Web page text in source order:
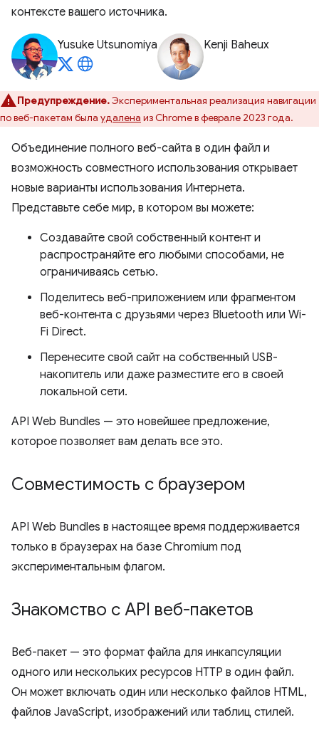
контексте вашего источника.
Yusuke Utsunomiya Kenji Baheux
Предупреждение.Экспериментальная реализация навигации
по веб-пакетам была удалена из Chrome в феврале 2023 года.
Объединение полного веб-сайта в один файл и
возможность совместного использования открывает
новые варианты использования Интернета.
Представьте себе мир, в котором вы можете:
Создавайте свой собственный контент и
распространяйте его любыми способами, не
ограничиваясь сетью.
Поделитесь веб-приложением или фрагментом
веб-контента с друзьями через Bluetooth или Wi-
Fi Direct.
Перенесите свой сайт на собственный USB-
накопитель или даже разместите его в своей
локальной сети.
API Web Bundles — это новейшее предложение,
которое позволяет вам делать все это.
Совместимость с браузером
API Web Bundles в настоящее время поддерживается
только в браузерах на базе Chromium под
экспериментальным флагом.
Знакомство с API веб-пакетов
Веб-пакет — это формат файла для инкапсуляции
одного или нескольких ресурсов HTTP в один файл.
Он может включать один или несколько файлов HTML,
файлов JavaScript, изображений или таблиц стилей.